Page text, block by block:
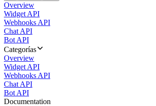
Overview
Widget API
Webhooks API
Chat API
Bot API
Categorías
Overview
Widget API
Webhooks API
Chat API
Bot API
Documentation